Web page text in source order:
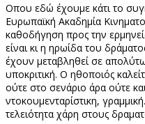
Οπου εδώ έχουμε κάτι το
Ευρωπαϊκή Ακαδημία
καθοδήγηση προς την
είναι κι η ηρωίδα του
έχουν μεταβληθεί σε
υποκριτική. Ο ηθοποιός
ούτε στο σενάριο άρα ούτε
ντοκουμενταρίστικη,
τελειότητα χάρη στους